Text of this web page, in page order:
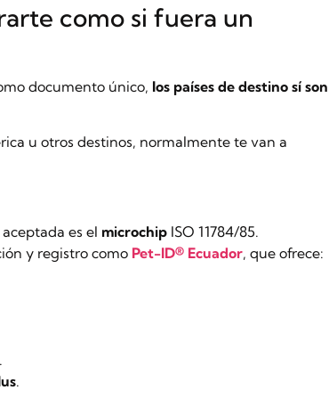
como si fuera un
documento único, los países de destino sí son
u otros destinos, normalmente te van a
es el microchip ISO 11784/85.
y registro como Pet-ID® Ecuador, que ofrece:
.